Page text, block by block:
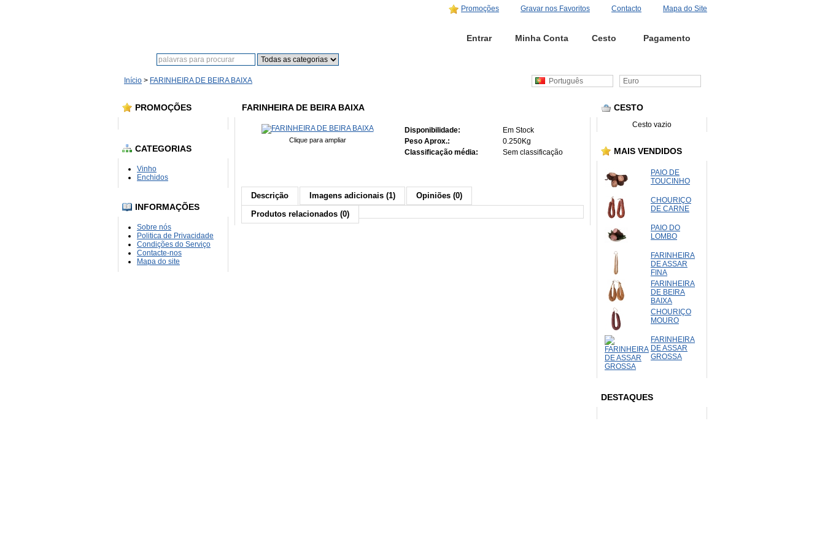
Promoções Gravar nos Favoritos Contacto Mapa do Site
Entrar Minha Conta Cesto Pagamento
Início > FARINHEIRA DE BEIRA BAIXA Euro
Português
PROMOÇÕES
CATEGORIAS
Vinho
Enchidos
INFORMAÇÕES
Sobre nós
Politica de Privacidade
Condições do Serviço
Contacte-nos
Mapa do site
CESTO
Cesto vazio
MAIS VENDIDOS
PAIO DE
TOUCINHO
CHOURIÇO
DE CARNE
PAIO DO
LOMBO
FARINHEIRA
DE ASSAR
FINA
FARINHEIRA
DE BEIRA
BAIXA
CHOURIÇO
MOURO
FARINHEIRA
DE ASSAR
GROSSA
DESTAQUES
FARINHEIRA DE BEIRA BAIXA
Clique para ampliar
Disponibilidade:
Em Stock
Peso Aprox.:
0.250Kg
Classificação média:
Sem classificação
Descrição Imagens adicionais (1)
Opiniões (0)
Produtos relacionados (0)